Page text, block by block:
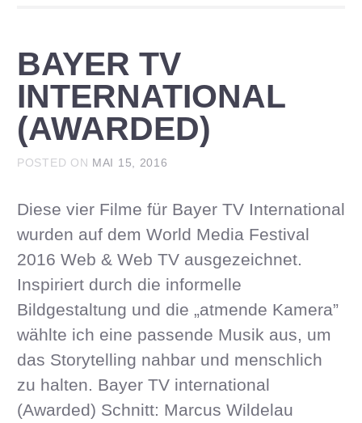
BAYER TV
INTERNATIONAL
(AWARDED)
POSTED ON MAI 15, 2016
Diese vier Filme für Bayer TV International
wurden auf dem World Media Festival
2016 Web & Web TV ausgezeichnet.
Inspiriert durch die informelle
Bildgestaltung und die „atmende Kamera”
wählte ich eine passende Musik aus, um
das Storytelling nahbar und menschlich
zu halten. Bayer TV international
(Awarded) Schnitt: Marcus Wildelau